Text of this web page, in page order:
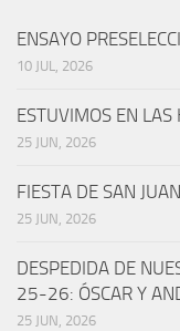
ENSAYO
10 JUL, 2026
ESTUVIMOS EN LAS
25 JUN, 2026
FIESTA DE SAN
25 JUN, 2026
DESPEDIDA DE
25-26: ÓSCAR Y
25 JUN, 2026